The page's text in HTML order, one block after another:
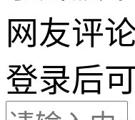
网友评
登录后